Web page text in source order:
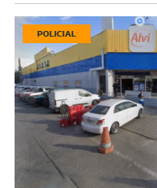
POLICIAL